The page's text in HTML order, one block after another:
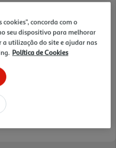
. Os suplementos
utilizados como
variado.
concorda com o
seu dispositivo para melhorar
a utilização do site e ajudar nas
Política de Cookies